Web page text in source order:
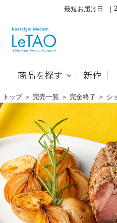
最短お届け日
商品を探す 新作
トップ ＞ 完売一覧 ＞ 完全終了 ＞ シ
シ
ョ
コ
ラ
イ
ー
デ
リ
カ
セ
ッ
ト
プデ
ィン
カフ
ェモ
カム
ース
に重
ねた
の
は、
バニ
ラを